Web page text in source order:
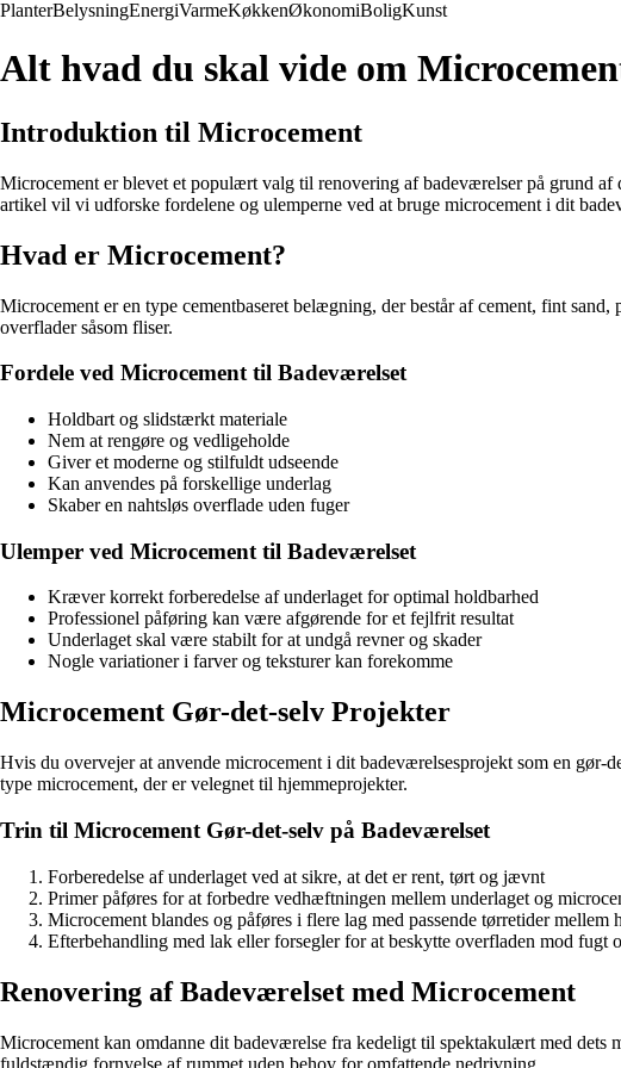
PlanterBelysningEnergiVarmeKøkkenØkonomiBoligKunst
Alt hvad du skal vide om
Introduktion til Microcement
Microcement er blevet et populært valg til renovering af badeværelser på grund
artikel vil vi udforske fordelene og ulemperne ved at bruge microcement i dit
Hvad er Microcement?
Microcement er en type cementbaseret belægning, der består af cement, fint
overflader såsom fliser.
Fordele ved Microcement til Badeværelset
Holdbart og slidstærkt materiale
Nem at rengøre og vedligeholde
Giver et moderne og stilfuldt udseende
Kan anvendes på forskellige underlag
Skaber en nahtsløs overflade uden fuger
Ulemper ved Microcement til Badeværelset
Kræver korrekt forberedelse af underlaget for optimal holdbarhed
Professionel påføring kan være afgørende for et fejlfrit resultat
Underlaget skal være stabilt for at undgå revner og skader
Nogle variationer i farver og teksturer kan forekomme
Microcement Gør-det-selv Projekter
Hvis du overvejer at anvende microcement i dit badeværelsesprojekt som en
type microcement, der er velegnet til hjemmeprojekter.
Trin til Microcement Gør-det-selv på Badeværelset
Forberedelse af underlaget ved at sikre, at det er rent, tørt og jævnt
Primer påføres for at forbedre vedhæftningen mellem underlaget og
Microcement blandes og påføres i flere lag med passende tørretider mellem
Efterbehandling med lak eller forsegler for at beskytte overfladen mod fugt
Renovering af Badeværelset med Microcement
Microcement kan omdanne dit badeværelse fra kedeligt til spektakulært med dets
fuldstændig fornyelse af rummet uden behov for omfattende nedrivning.